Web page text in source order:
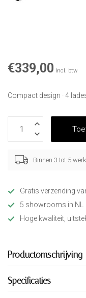
€339,00 Incl. btw
Compact design · 4
Binnen 3 tot 5
Gratis verzending
5 showrooms in NL
Hoge kwaliteit,
Productomschrijving
Specificaties